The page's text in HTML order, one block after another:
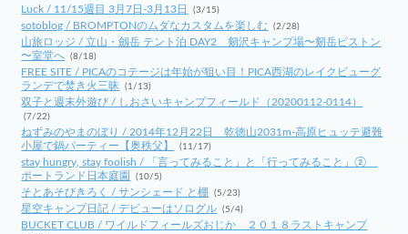
Luck / 11/15週目 3月7日-3月13日 (3/15)
sotoblog / BROMPTONのムダなカスタムを楽しむ (2/28)
山旅ロッジ / 立山・劔岳 テント泊 DAY2 剱沢キャンプ場〜剱岳ピストン
〜室堂へ (8/18)
FREE SITE / PICAのコテージは年始が狙い目！PICA西湖のレイクビューグ
ランデで焚き火三昧
(1/13)
双子と週末外遊び / しおさいキャンプフィールド（20200112-0114）
(7/22)
ねずみのやまのぼり / 2014年12月22日 乾徳山2031m-高原ヒュッテ避難
小屋で鍋パーティー【奥秩父】
(11/17)
stay hungry, stay foolish / 「言ってみること」と「行ってみること」②
ポートランド日本庭園
(10/5)
そとあそびきろく / サンシェード と棚 (5/23)
星空キャンプ日記 / デビューはソログル (5/4)
BUCKET CLUB / ワイルドフィールズおじか ２０１８ラストキャンプ